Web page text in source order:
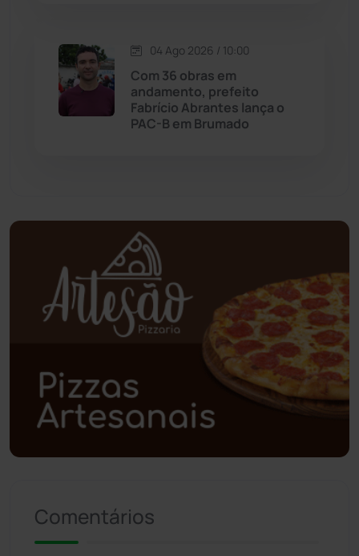
Palmas de Monte Alto
Paramirim
Poções (182)
Polícia Civil (59)
Polícia Militar (27)
Política (03)
Presidente Jânio Qu... (125)
Rio de Contas
04 Ago 2026 / 10:00
Com 36 obras em
andamento, prefeito
Fabrício Abrantes lança o
PAC-B em Brumado
Comentários